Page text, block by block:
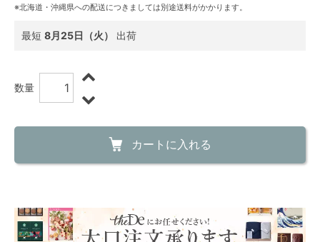
※北海道・沖縄県への配送につきましては別途送料がかかります。
最短 8月25日（火） 出荷
数量
カートに入れる